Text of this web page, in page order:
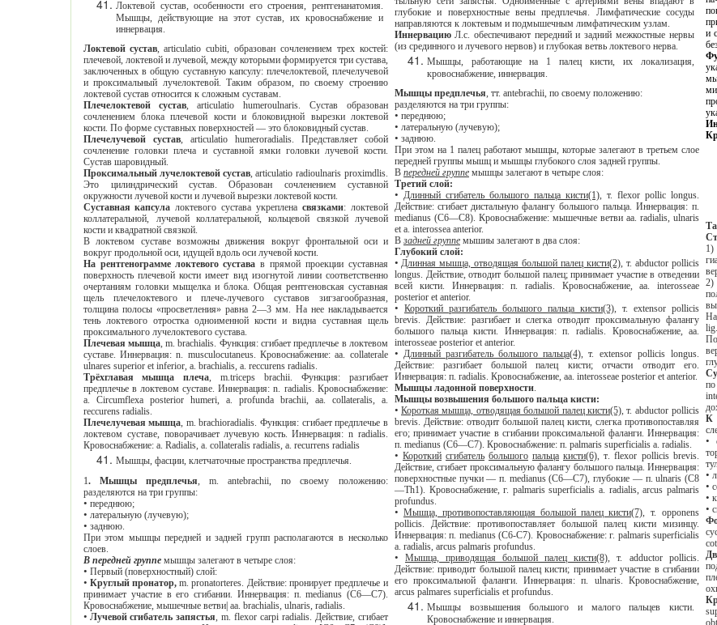
Локтевой сустав, особенности его строения, рентгенанатомия.
Мышцы, действующие на этот сустав, их кровоснабжение и
иннервация.
Локтевой сустав, articulatio cubiti, образован сочленением трех костей:
плечевой, локтевой и лучевой, между которыми формируется три сустава,
заключенных в общую суставную капсулу: плечелоктевой, плечелучевой
и проксимальный лучелоктевой. Таким образом, по своему строению
локтевой сустав относится к сложным суставам.
Плечелоктевой сустав, articulatio humeroulnaris. Сустав образован
сочленением блока плечевой кости и блоковидной вырезки локтевой
кости. По форме суставных поверхностей — это блоковидный сустав.
Плечелучевой сустав, articulatio humeroradialis. Представляет собой
сочленение головки плеча и суставной ямки головки лучевой кости.
Сустав шаровидный.
Проксимальный лучелоктевой сустав, articulatio radioulnaris proximdlis.
Это цилиндрический сустав. Образован сочленением суставной
окружности лучевой кости и лучевой вырезки локтевой кости.
Суставная капсула локтевого сустава укреплена связками: локтевой
коллатеральной, лучевой коллатеральной, кольцевой связкой лучевой
кости и квадратной связкой.
В локтевом суставе возможны движения вокруг фронтальной оси и
вокруг продольной оси, идущей вдоль оси лучевой кости.
На рентгенограмме локтевого сустава
поверхность плечевой кости имеет вид изогнутой линии соответственно
очертаниям головки мыщелка и блока. Общая рентгеновская суставная
щель плечелоктевого и плече-лучевого суставов зигзагообразная,
толщина полосы «просветления» равна 2—3 мм. На нее накладывается
тень локтевого отростка одноименной кости и видна суставная щель
проксимального лучелоктевого сустава.
Плечевая мышца, m. brachialis. Функция: сгибает предплечье в локтевом
суставе. Иннервация
: n. musculocutaneus. Кровоснабжение: aa. collaterale
ulnares superior et inferior, a. brachialis, a. reccurens radialis.
Трёхглавая
мышца плеча , m.triceps brachii. Функция: разгибает
предплечье в локтевом суставе. Иннервация : n. radialis. Кровоснабжение:
a. Circumflexa posterior humeri, a. profunda brachii, aa. сollateralis, a.
reccurens radialis.
Плечелучевая мышца, m. brachioradialis. Функция: сгибает предплечье в
локтевом суставе, поворачивает лучевую кость. Иннервация
: n radialis.
Кровоснабжение : a. Radialis, a. collateralis radialis, a. recurrens radialis
Мышцы, фасции, клетчаточные пространства предплечья.
1
. Мышцы предплечья, m. antebrachii, по своему положению:
разделяются на три группы:
• переднюю;
• латеральную (лучевую);
• заднюю.
При этом мышцы передней и задней групп располагаются в несколько
слоев.
В передней группе мышцы залегают в четыре слоя:
• Первый (поверхностный) слой:
• Круглый пронатор, m. pronatorteres. Действие: пронирует предплечье и
принимает участие в его сгибании. Иннервация: п. medianus (С6—С7).
Кровоснабжение, мышечные ветви| аа. brachialis, ulnaris, radialis.
• Лучевой сгибатель запястья, m. flexor carpi radialis. Действие, сгибает
глубокие и поверхностные вены предплечья. Лимфатические сосуды
направляются к локтевым и подмышечным лимфатическим узлам.
Иннервацию
(из срединного и лучевого нервов) и глубокая ветвь локтевого нерва.
Мышцы, работающие на 1 палец кисти, их локализация,
кровоснабжение, иннервация.
Мышцы предплечья , тт. antebrachii, по своему положению:
разделяются на три группы:
• переднюю;
• латеральную (лучевую);
• заднюю.
При этом на 1 палец работают мышцы, которые залегают в третьем слое
передней группы мышц и мышцы глубокого слоя задней группы.
В
передней группе
мышцы залегают в четыре слоя:
Третий слой:
• Длинный сгибатель большого пальца кисти(1), т. flexor pollic longus.
Действие: сгибает дистальную фалангу большого пальца. Иннервация: п.
medianus (С6—С8). Кровоснабжение: мышечные ветви аа. radialis, ulnaris
et a. interossea anterior.
В
задней группе
мышиы залегают в два слоя:
Глубокий слой:
• Длинная мышца, отводящая большой палец кисти(2), т. abductor pollicis
longus. Действие, отводит большой палец; принимает участие в отведении
всей кисти. Иннервация: п. radialis. Кровоснабжение, аа. interosseae
posterior et anterior.
• Короткий разгибатель большого пальца кисти(3), т. extensor pollicis
brevis. Действие: разгибает и слегка отводит проксимальную фалангу
большого пальца кисти. Иннервация: п. radialis. Кровоснабжение, аа.
interosseae posterior et anterior.
• Длинный разгибатель большого пальца(4), т. extensor pollicis longus.
Действие: разгибает большой палец кисти; отчасти отводит его.
Иннервация: п. radialis. Кровоснабжение, аа. interosseae posterior et anterior.
Мышцы ладонной поверхности.
Мышцы возвышения большого пальца кисти:
• Короткая мышца, отводящая большой палец кисти(5), т. abductor pollicis
brevis. Действие: отводит большой палец кисти, слегка противопоставляя
его; принимает участие в сгибании проксимальной фаланги. Иннервация:
п . medianus (С6—С7). Кровоснабжение: п . palmaris superficialis a. radialis.
• Короткий сгибатель большого пальца кисти(6), т . flexor pollicis brevis.
Действие, сгибает проксимальную фалангу большого пальца. Иннервация:
поверхностные пучки — п. medianus (С6—С7), глубокие — п. ulnaris (C8
—Тh1). Кровоснабжение, г. palmaris superficialis a. radialis, arcus palmaris
profundus.
• Мышца, противопоставляющая большой палец кисти(7), т. opponens
pollicis. Действие: противопоставляет большой палец кисти мизинцу.
Иннервация: п. medianus (C6-C7). Кровоснабжение: г. palmaris superficialis
a. radialis, arcus palmaris profundus.
• Мышца, приводящая большой палец кисти(8), т. adductor pollicis.
Действие: приводит большой палец кисти; принимает участие в сгибании
его проксимальной фаланги. Иннервация: п. ulnaris. Кровоснабжение,
arcus palmares superficialis et profundus.
Мышцы возвышения большого и малого пальцев кисти.
Кровоснабжение и иннервация.
и
1)
гиалиновым
2)
Над
По
по
•
•
•
•
•